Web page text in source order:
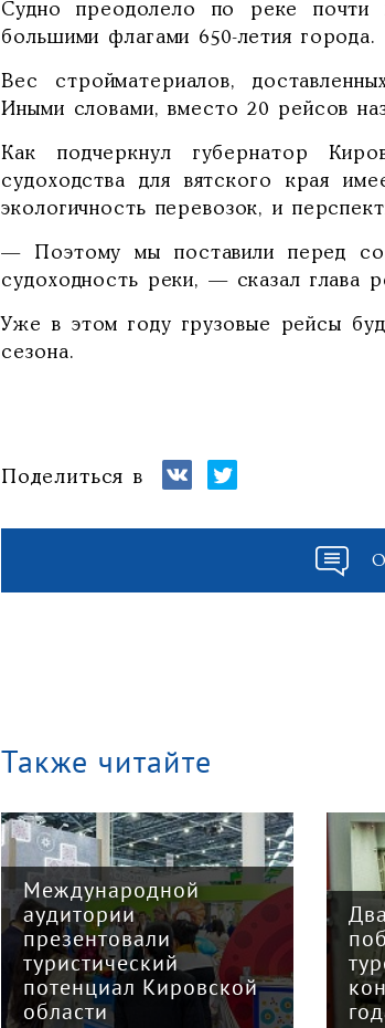
Судно преодолело по реке
большими флагами 650-летия города.
Вес стройматериалов,
Иными словами, вместо 20 рейсов
Как подчеркнул губернатор
судоходства для вятского края
экологичность перевозок, и
— Поэтому мы поставили перед
судоходность реки, — сказал глава
Уже в этом году грузовые рейсы
сезона.
Поделиться в
Также читайте
Международной
аудитории
презентовали
туристический
потенциал Кировской
области